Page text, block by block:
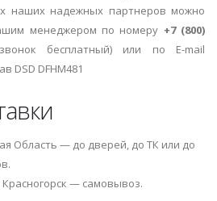
наших надежных партнеров можно
менеджером по номеру +7 (800)
бесплатный) или по E-mail
DSD DFHM481
Область — до дверей, до ТК или до
— самовывоз.